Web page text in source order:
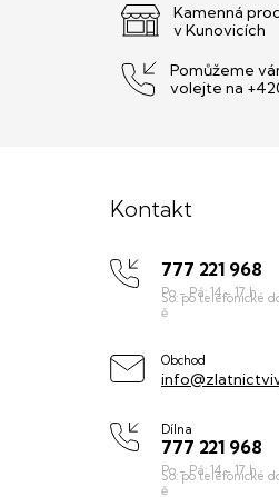
Kamenná
v Kunovicích
Pomůžeme
volejte na
Kontakt
777 221 968
Obchod
Dílna
777 221 968